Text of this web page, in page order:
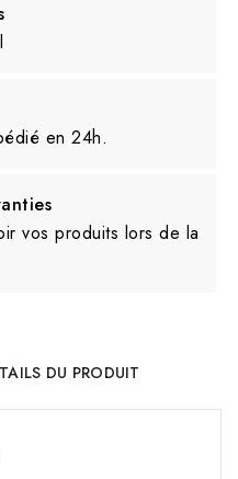
en 24h.
vos produits lors de la
DU PRODUIT